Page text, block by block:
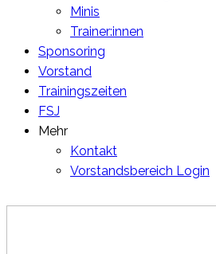
Minis
Trainer:innen
Sponsoring
Vorstand
Trainingszeiten
FSJ
Mehr
Kontakt
Vorstandsbereich Login